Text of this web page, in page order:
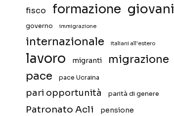
fisco formazione giovani
governo immigrazione
internazionale italiani all'estero
lavoro migranti
migrazione
pace
pace Ucraina
pari opportunità parità di genere
Patronato Acli pensione